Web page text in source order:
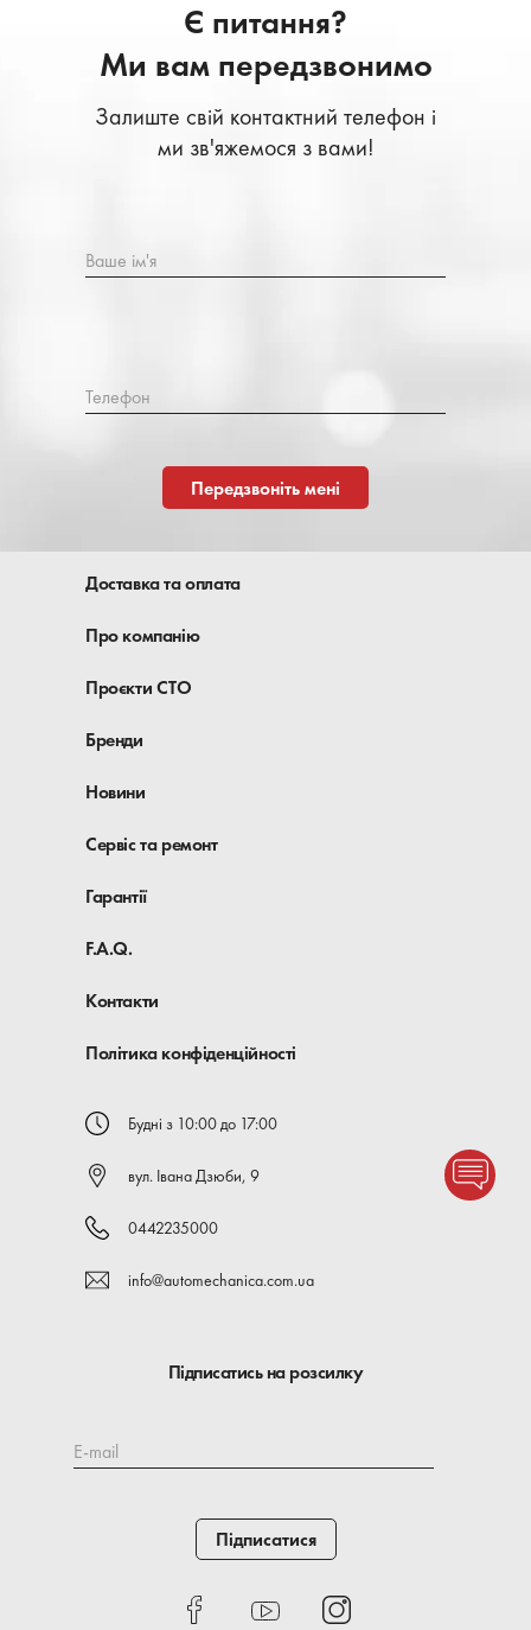
Є питання?
Ми вам передзвонимо
Залиште свій контактний телефон і
ми зв'яжемося з вами!
Ваше ім'я
Телефон
Передзвоніть мені
Доставка та оплата
Про компанію
Проєкти СТО
Бренди
Новини
Сервіс та ремонт
Гарантії
F.A.Q.
Контакти
Політика конфіденційності
Будні з 10:00 до 17:00
вул. Івана Дзюби, 9
0442235000
info@automechanica.com.ua
Підписатись на розсилку
E-mail
Підписатися